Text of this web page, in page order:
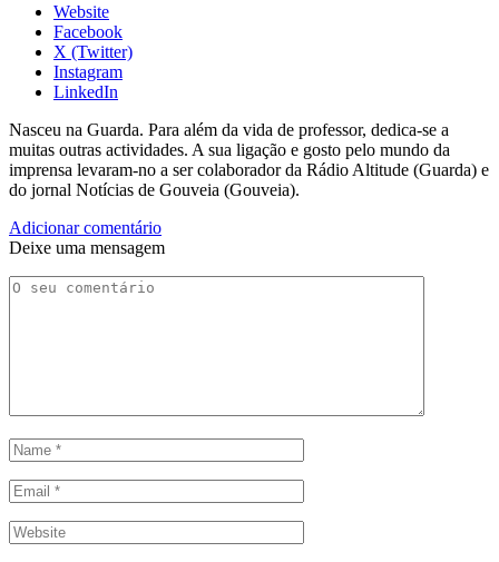
Website
Facebook
X (Twitter)
Instagram
LinkedIn
Nasceu na Guarda. Para além da vida de professor, dedica-se a
muitas outras actividades. A sua ligação e gosto pelo mundo da
imprensa levaram-no a ser colaborador da Rádio Altitude (Guarda) e
do jornal Notícias de Gouveia (Gouveia).
Adicionar comentário
Deixe uma mensagem